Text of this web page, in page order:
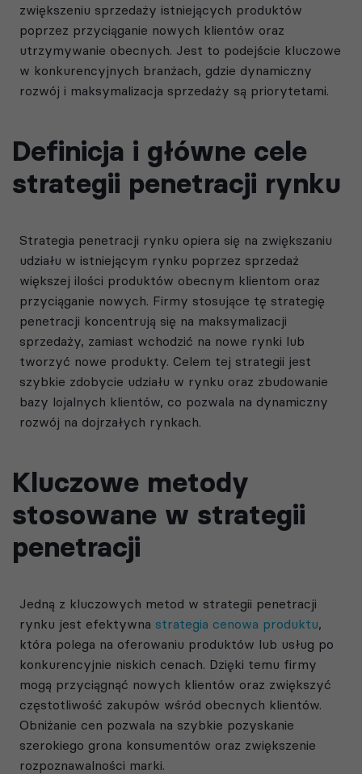
zwiększeniu sprzedaży istniejących produktów
poprzez przyciąganie nowych klientów oraz
utrzymywanie obecnych. Jest to podejście kluczowe
w konkurencyjnych branżach, gdzie dynamiczny
rozwój i maksymalizacja sprzedaży są priorytetami.
Definicja i główne cele
strategii penetracji rynku
Strategia penetracji rynku opiera się na zwiększaniu
udziału w istniejącym rynku poprzez sprzedaż
większej ilości produktów obecnym klientom oraz
przyciąganie nowych. Firmy stosujące tę strategię
penetracji koncentrują się na maksymalizacji
sprzedaży, zamiast wchodzić na nowe rynki lub
tworzyć nowe produkty. Celem tej strategii jest
szybkie zdobycie udziału w rynku oraz zbudowanie
bazy lojalnych klientów, co pozwala na dynamiczny
rozwój na dojrzałych rynkach.
Kluczowe metody
stosowane w strategii
penetracji
Jedną z kluczowych metod w strategii penetracji
rynku jest efektywna strategia cenowa produktu,
która polega na oferowaniu produktów lub usług po
konkurencyjnie niskich cenach. Dzięki temu firmy
mogą przyciągnąć nowych klientów oraz zwiększyć
częstotliwość zakupów wśród obecnych klientów.
Obniżanie cen pozwala na szybkie pozyskanie
szerokiego grona konsumentów oraz zwiększenie
rozpoznawalności marki.